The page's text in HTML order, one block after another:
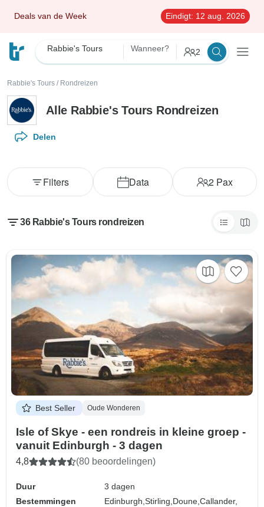
Deals van de Week Eindigt: 12 aug. 2026
Rabbie's Tours Wanneer? 2
Rabbie's Tours / Rondreizen
Alle Rabbie's Tours Rondreizen
Delen
Data 2 Pax
Filters
36 Rabbie's Tours rondreizen
Best Seller Oude Wonderen
Isle of Skye - een rondreis in kleine groep -
vanuit Edinburgh - 3 dagen
4,8 (80 beoordelingen)
Duur
3 dagen
Bestemmingen
Edinburgh,Stirling, Doune,Callander,